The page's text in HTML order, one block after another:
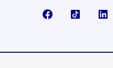
FacebookTikTok